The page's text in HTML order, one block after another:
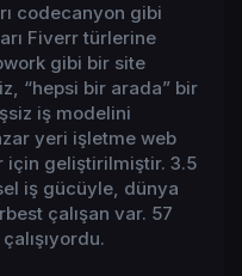
codecanyon gibi
Fiverr türlerine
gibi bir site
“hepsi bir arada” bir
iş modelini
yeri işletme web
için geliştirilmiştir. 3.5
iş gücüyle, dünya
çalışan var. 57